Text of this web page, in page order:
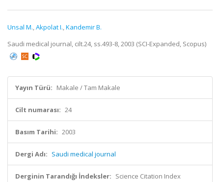
Unsal M.,Akpolat I.,Kandemir B.
Saudi medical journal, cilt.24, ss.493-8, 2003 (SCI-Expanded, Scopus)
Yayın Türü: Makale / Tam Makale
Cilt numarası: 24
Basım Tarihi: 2003
Dergi Adı: Saudi medical journal
Derginin Tarandığı İndeksler: Science Citation Index